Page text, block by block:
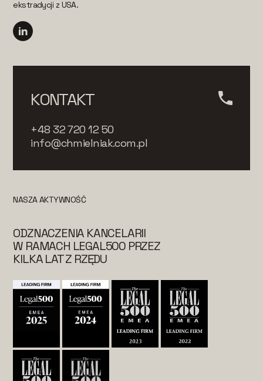
ekstradycji z USA.
KONTAKT
+48 32 720 12 50
info@chmielniak.com.pl
NASZA AKTYWNOŚĆ
ODZNACZENIA KANCELARII
W RAMACH LEGAL500 PRZEZ
KILKA LAT Z RZĘDU